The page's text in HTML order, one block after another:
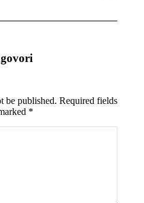
be published. Required fields
*